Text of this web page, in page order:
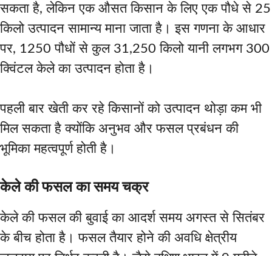
सकता है, लेकिन एक औसत किसान के लिए एक पौधे से 25
किलो उत्पादन सामान्य माना जाता है। इस गणना के आधार
पर, 1250 पौधों से कुल 31,250 किलो यानी लगभग 300
क्विंटल केले का उत्पादन होता है।
पहली बार खेती कर रहे किसानों को उत्पादन थोड़ा कम भी
मिल सकता है क्योंकि अनुभव और फसल प्रबंधन की
भूमिका महत्वपूर्ण होती है।
केले की फसल का समय चक्र
केले की फसल की बुवाई का आदर्श समय अगस्त से सितंबर
के बीच होता है। फसल तैयार होने की अवधि क्षेत्रीय